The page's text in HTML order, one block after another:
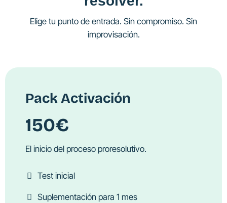
Elige tu punto de entrada. Sin compromiso. Sin
improvisación.
Pack Activación
150€
El inicio del proceso proresolutivo.
Test inicial
Suplementación para 1 mes